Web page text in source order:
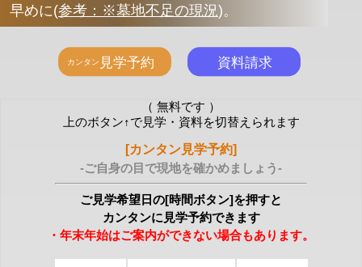
早めに(参考：※墓地不足の現況)。
（ 無料です ）
上のボタン↑で見学・資料を切替えられます
[カンタン見学予約]
-ご自身の目で現地を確かめましょう-
ご見学希望日の[時間ボタン]を押すと
カンタンに見学予約できます
・年末年始はご案内ができない場合もあります。